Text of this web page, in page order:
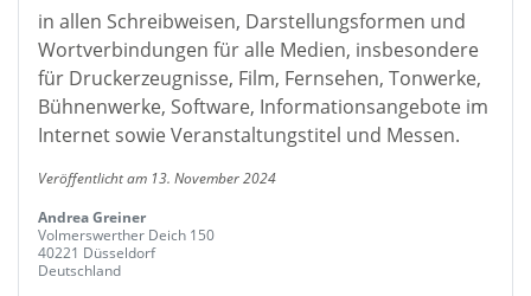
in allen Schreibweisen, Darstellungsformen und
Wortverbindungen für alle Medien, insbesondere
für Druckerzeugnisse, Film, Fernsehen, Tonwerke,
Bühnenwerke, Software, Informationsangebote im
Internet sowie Veranstaltungstitel und Messen.
Veröffentlicht am 13. November 2024
Andrea Greiner
Volmerswerther Deich 150
40221 Düsseldorf
Deutschland